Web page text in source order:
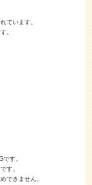
ています。
。
す。
す。
できません。